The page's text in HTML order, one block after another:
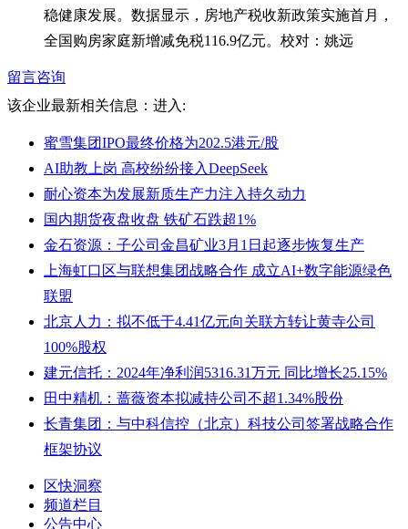
稳健康发展。数据显示，房地产税收新政策实施首月，
全国购房家庭新增减免税116.9亿元。校对：姚远
留言咨询
该企业最新相关信息： 进入:
蜜雪集团IPO最终价格为202.5港元/股
AI助教上岗 高校纷纷接入DeepSeek
耐心资本为发展新质生产力注入持久动力
国内期货夜盘收盘 铁矿石跌超1%
金石资源：子公司金昌矿业3月1日起逐步恢复生产
上海虹口区与联想集团战略合作 成立AI+数字能源绿色
联盟
北京人力：拟不低于4.41亿元向关联方转让黄寺公司
100%股权
建元信托：2024年净利润5316.31万元 同比增长25.15%
田中精机：蔷薇资本拟减持公司不超1.34%股份
长青集团：与中科信控（北京）科技公司签署战略合作
框架协议
区快洞察
频道栏目
公告中心